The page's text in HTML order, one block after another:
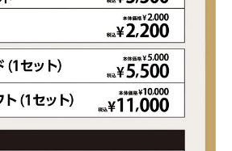
抑制新フルコンタクトスリムグリップ
テンレス鋼/フェース・カーボンスチール